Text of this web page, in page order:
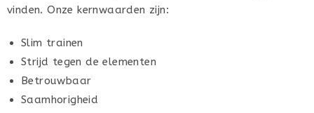
vinden. Onze kernwaarden zijn:
Slim trainen
Strijd tegen de elementen
Betrouwbaar
Saamhorigheid